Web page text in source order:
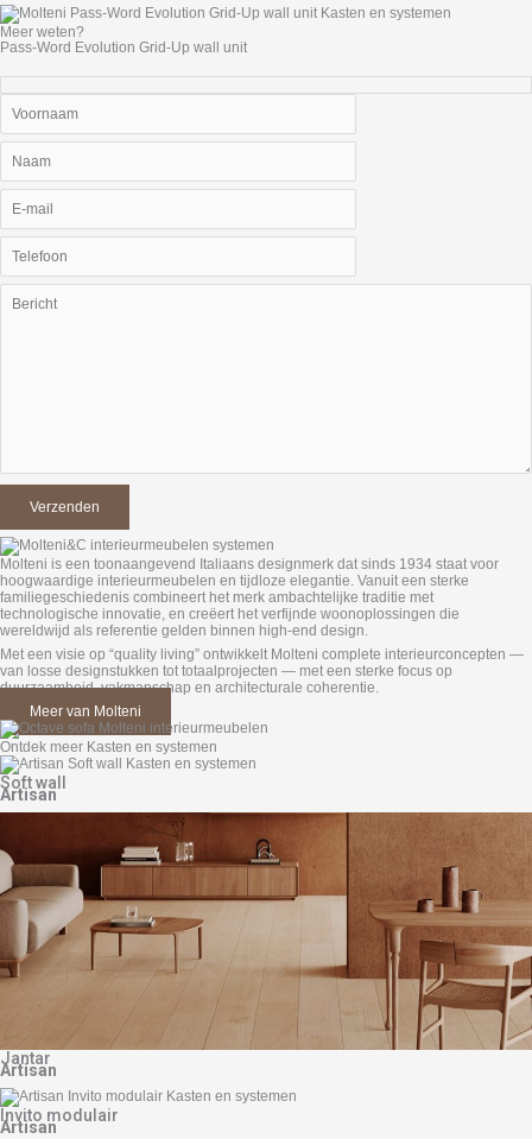
Meer weten?
Pass-Word Evolution Grid-Up wall unit
Molteni is een toonaangevend Italiaans designmerk dat sinds 1934 staat voor
hoogwaardige interieurmeubelen en tijdloze elegantie. Vanuit een sterke
familiegeschiedenis combineert het merk ambachtelijke traditie met
technologische innovatie, en creëert het verfijnde woonoplossingen die
wereldwijd als referentie gelden binnen high-end design.
Met een visie op “quality living” ontwikkelt Molteni complete interieurconcepten —
van losse designstukken tot totaalprojecten — met een sterke focus op
duurzaamheid, vakmanschap en architecturale coherentie.
Meer van Molteni
Ontdek meer Kasten en systemen
Soft wall
Artisan
Jantar
Artisan
Invito modulair
Artisan